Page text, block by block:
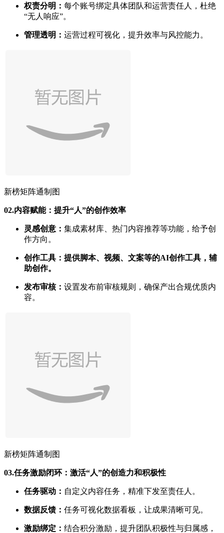
权责分明： 每个账号绑定具体团队和运营责任人，杜绝
“无人响应”。
管理透明： 运营过程可视化，提升效率与风控能力。
新榜矩阵通制图
02.内容赋能：提升“人”的创作效率
灵感创意： 集成素材库、热门内容推荐等功能，给予创
作方向。
创作工具：提供脚本、视频、文案等的AI创作工具，辅
助创作。
发布审核： 设置发布前审核规则，确保产出合规优质内
容。
新榜矩阵通制图
03.任务激励闭环：激活“人”的创造力和积极性
任务驱动： 自定义内容任务，精准下发至责任人。
数据反馈： 任务可视化数据看板，让成果清晰可见。
激励绑定： 结合积分激励，提升团队积极性与归属感，